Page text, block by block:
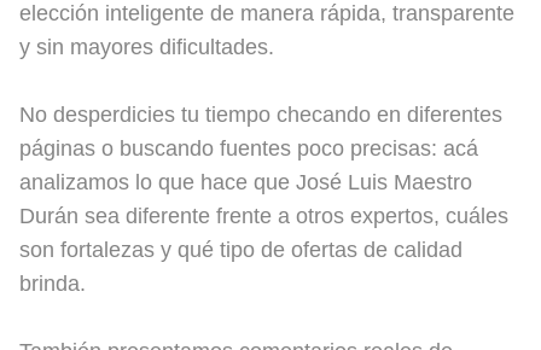
elección inteligente de manera rápida, transparente
y sin mayores dificultades.
No desperdicies tu tiempo checando en diferentes
páginas o buscando fuentes poco precisas: acá
analizamos lo que hace que José Luis Maestro
Durán sea diferente frente a otros expertos, cuáles
son fortalezas y qué tipo de ofertas de calidad
brinda.